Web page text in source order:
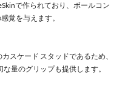
で作られており、ボールコン
覚を与えます。
スケード スタッドであるため、
量のグリップも提供します。